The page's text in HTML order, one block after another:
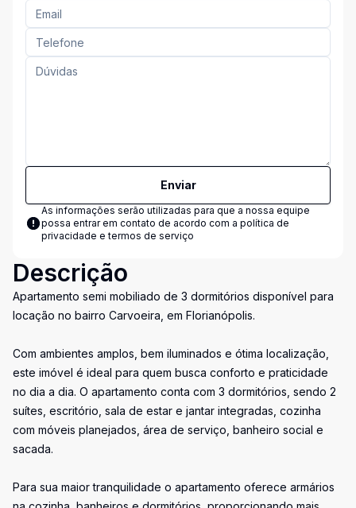
Enviar
As informações serão utilizadas para que a nossa equipe
possa entrar em contato de acordo com a política de
privacidade e termos de serviço
Descrição
Apartamento semi mobiliado de 3 dormitórios disponível para
locação no bairro Carvoeira, em Florianópolis.
Com ambientes amplos, bem iluminados e ótima localização,
este imóvel é ideal para quem busca conforto e praticidade
no dia a dia. O apartamento conta com 3 dormitórios, sendo 2
suítes, escritório, sala de estar e jantar integradas, cozinha
com móveis planejados, área de serviço, banheiro social e
sacada.
Para sua maior tranquilidade o apartamento oferece armários